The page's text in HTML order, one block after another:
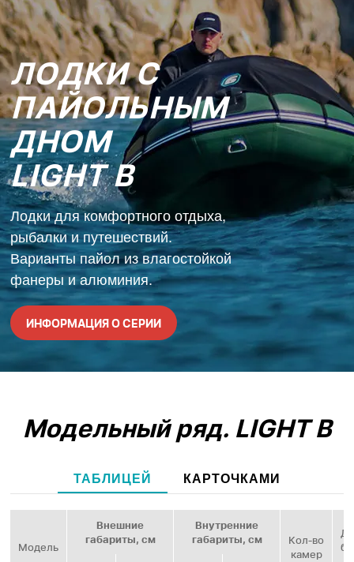
ЛОДКИ С
ПАЙОЛЬНЫМ
ДНОМ
LIGHT B
Лодки для комфортного отдыха,
рыбалки и путешествий.
Варианты пайол из влагостойкой
фанеры и алюминия.
ИНФОРМАЦИЯ О СЕРИИ
Модельный ряд. LIGHT B
ТАБЛИЦЕЙ КАРТОЧКАМИ
Модель
Внешние
габариты, см
Внутренние
габариты, см
Кол‑во
камер